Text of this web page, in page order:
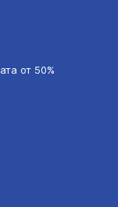
от 50%